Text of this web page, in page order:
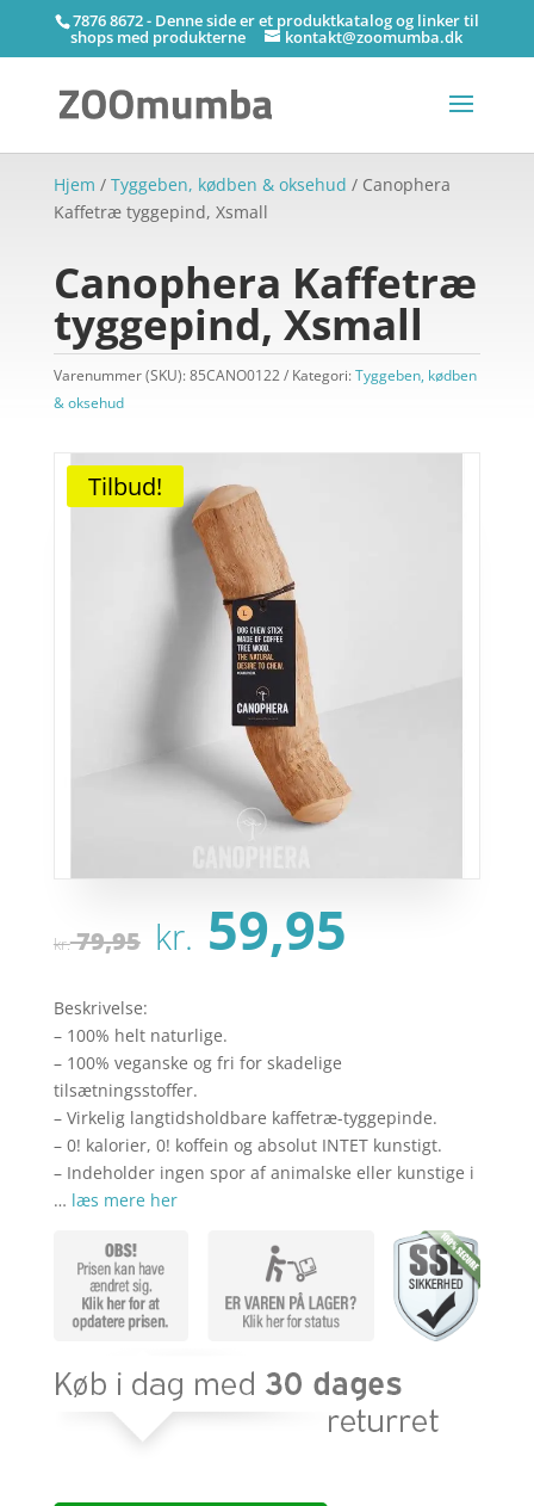
7876 8672 - Denne side er et produktkatalog og linker til
shops med produkterne kontakt@zoomumba.dk
Hjem / Tyggeben, kødben & oksehud / Canophera
Kaffetræ tyggepind, Xsmall
Canophera Kaffetræ
tyggepind, Xsmall
Varenummer (SKU):85CANO0122 Kategori:Tyggeben, kødben
& oksehud
Tilbud!
kr.79,95 Den
oprindelige
var:
kr. 79,95.
kr. 59,95
Beskrivelse:
– 100% helt naturlige.
– 100% veganske og fri for skadelige
tilsætningsstoffer.
– Virkelig langtidsholdbare kaffetræ-tyggepinde.
– 0! kalorier, 0! koffein og absolut INTET kunstigt.
– Indeholder ingen spor af animalske eller kunstige i
… læs mere her